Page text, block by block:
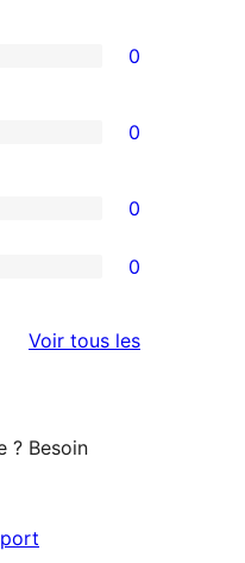
0
0
0
0
Voir tous lesavis
? Besoin